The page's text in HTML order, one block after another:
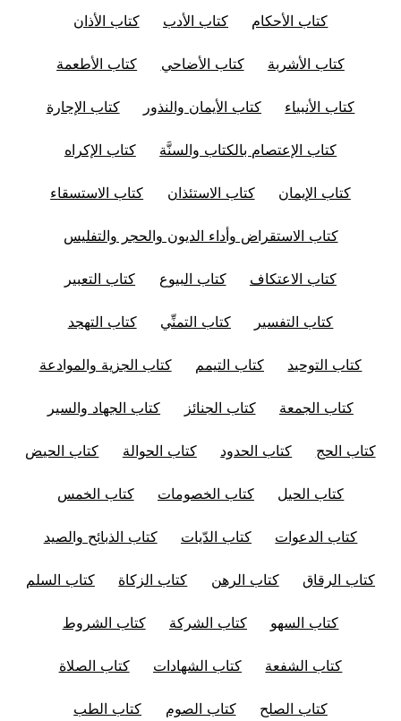
كتاب الأحكام كتاب الأدب كتاب الأذان
كتاب الأشربة كتاب الأضاحي كتاب الأطعمة
كتاب الأنبياء كتاب الأيمان والنذور كتاب الإجارة
كتاب الإعتصام بالكتاب والسنَّة كتاب الإكراه
كتاب الإيمان كتاب الاستئذان كتاب الاستسقاء
كتاب الاستقراض وأداء الديون والحجر والتفليس
كتاب الاعتكاف كتاب البيوع كتاب التعبير
كتاب التفسير كتاب التمنِّي كتاب التهجد
كتاب التوحيد كتاب التيمم كتاب الجزية والموادعة
كتاب الجمعة كتاب الجنائز كتاب الجهاد والسير
كتاب الحج كتاب الحدود كتاب الحوالة كتاب الحيض
كتاب الحيل كتاب الخصومات كتاب الخمس
كتاب الدعوات كتاب الدّيات كتاب الذبائح والصيد
كتاب الرقاق كتاب الرهن كتاب الزكاة كتاب السلم
كتاب السهو كتاب الشركة كتاب الشروط
كتاب الشفعة كتاب الشهادات كتاب الصلاة
كتاب الصلح كتاب الصوم كتاب الطب